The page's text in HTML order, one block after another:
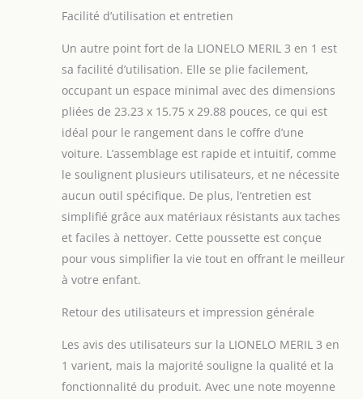
pour faire ses
courses. Auvent XXL
imperméable avec
la protection du
bébé et un
environnement de
repos confortable.
est de taille XXL,
généreuse avec une
largeur intérieure
de 36 cm SÉCURITÉ :
est équipée de
ceintures de
d'éléments
la sécurité dans
l'obscurité. La
poussette canne est
Facilité d’utilisation et entretien
Un autre point fort de la LIONELO MERIL 3 en 1 est
sa facilité d’utilisation. Elle se plie facilement,
occupant un espace minimal avec des dimensions
pliées de 23.23 x 15.75 x 29.88 pouces, ce qui est
idéal pour le rangement dans le coffre d’une
voiture. L’assemblage est rapide et intuitif, comme
le soulignent plusieurs utilisateurs, et ne nécessite
aucun outil spécifique. De plus, l’entretien est
simplifié grâce aux matériaux résistants aux taches
et faciles à nettoyer. Cette poussette est conçue
pour vous simplifier la vie tout en offrant le meilleur
à votre enfant.
Retour des utilisateurs et impression générale
Les avis des utilisateurs sur la LIONELO MERIL 3 en
1 varient, mais la majorité souligne la qualité et la
fonctionnalité du produit. Avec une note moyenne